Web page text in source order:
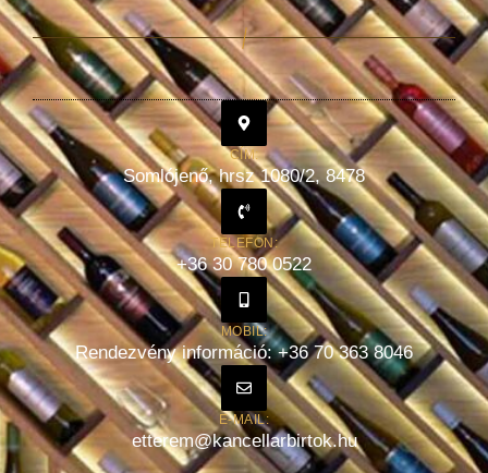
CÍM:
Somlójenő, hrsz 1080/2, 8478
TELEFON:
+36 30 780 0522
MOBIL:
Rendezvény információ: +36 70 363 8046
E-MAIL:
etterem@kancellarbirtok.hu